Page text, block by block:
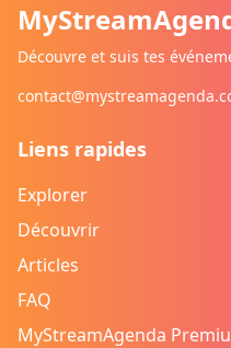
Découvre et suis tes
Liens rapides
Explorer
Découvrir
Articles
FAQ
MyStreamAgenda